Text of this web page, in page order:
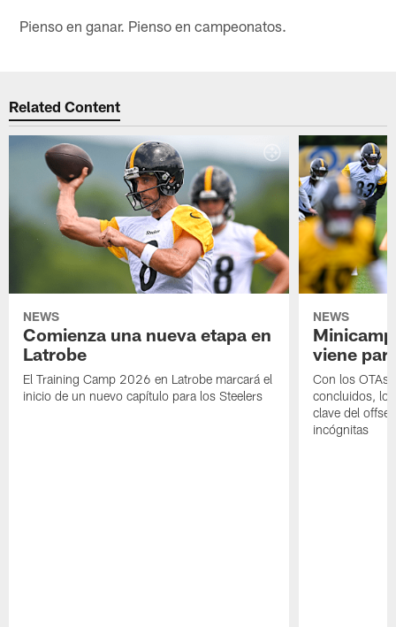
Pienso en ganar. Pienso en campeonatos.
Related Content
NEWS
Comienza una nueva etapa en
Latrobe
El Training Camp 2026 en Latrobe marcará el
inicio de un nuevo capítulo para los Steelers
NEWS
viene
Con los OTAs
concluidos,
clave del
incógnitas